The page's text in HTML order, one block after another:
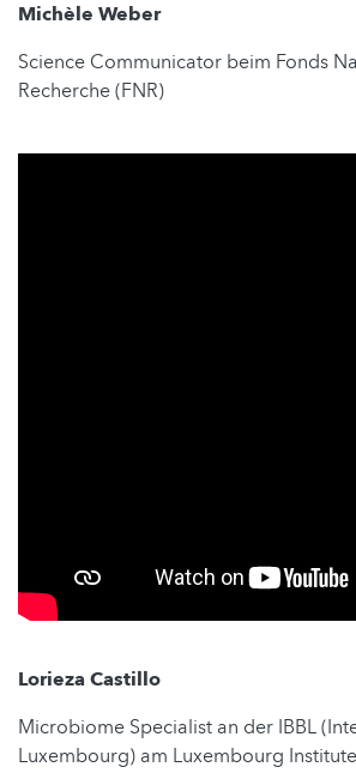
Michèle Weber
Science Communicator beim Fonds
Recherche (FNR)
Lorieza Castillo
Microbiome Specialist an der IBBL
Luxembourg) am Luxembourg